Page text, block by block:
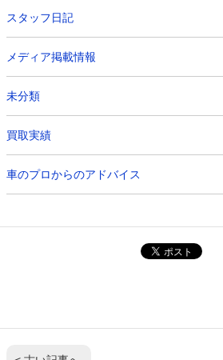
スタッフ日記
メディア掲載情報
未分類
買取実績
車のプロからのアドバイス